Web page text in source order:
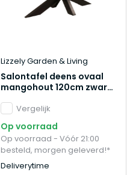
Lizzely Garden & Living
Salontafel deens ovaal
mangohout 120cm zwart
Vergelijk
Op voorraad
Op voorraad - Vóór 21:00
besteld, morgen geleverd!*
Deliverytime